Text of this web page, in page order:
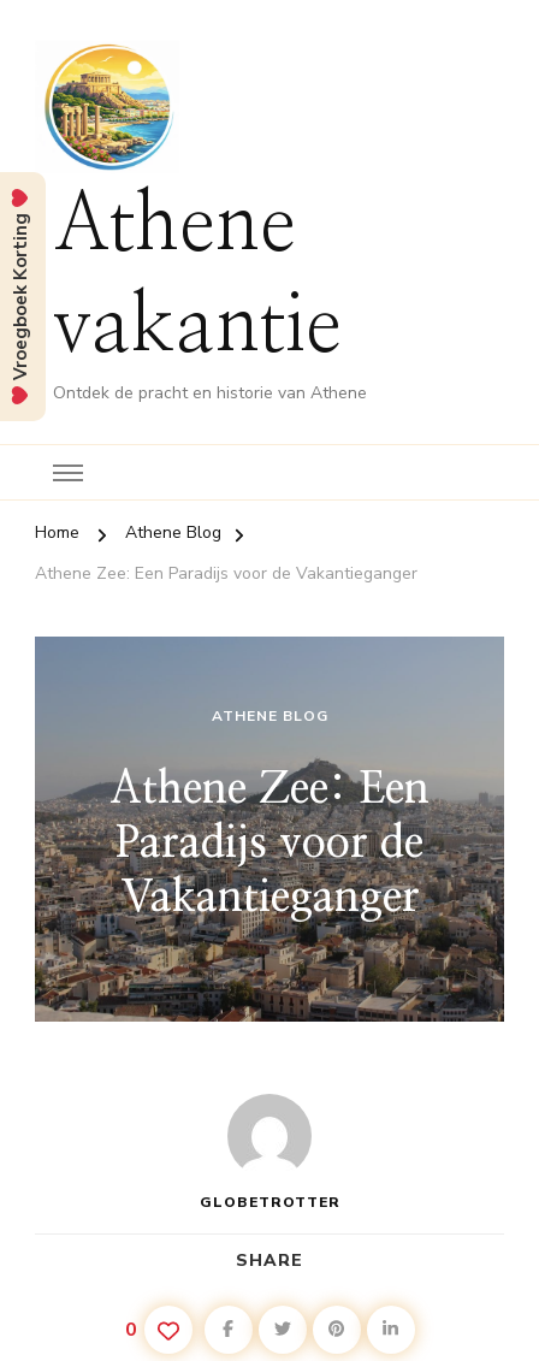
Athene
vakantie
Ontdek de pracht en historie van Athene
Home
Athene Blog
Athene Zee: Een Paradijs voor de Vakantieganger
ATHENE BLOG
Athene Zee: Een
Paradijs voor de
Vakantieganger
GLOBETROTTER
SHARE
0
Vroegboek Korting